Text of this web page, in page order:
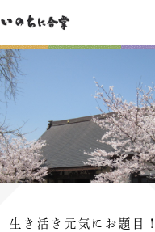
生き活き元気にお題目！